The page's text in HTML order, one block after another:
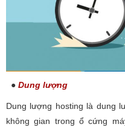
● Dung lượng
Dung lượng hosting là dung
không gian trong ổ cứng